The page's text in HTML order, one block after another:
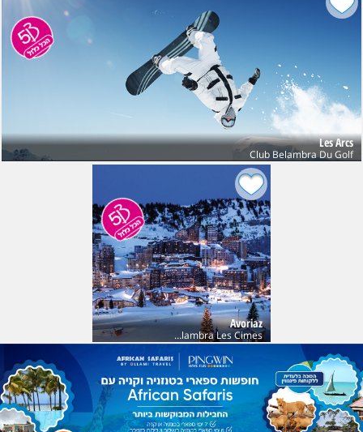
Les Arcs
Club Belambra Du Golf
Avoriaz
Club Belambra Les Cimes